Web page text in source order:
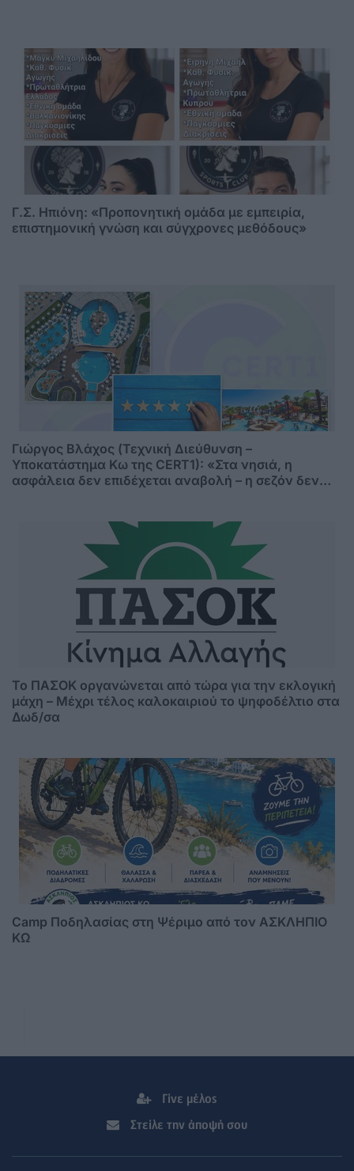
Γ.Σ. Ηπιόνη: «Προπονητική ομάδα με εμπειρία,
επιστημονική γνώση και σύγχρονες μεθόδους»
Γιώργος Βλάχος (Τεχνική Διεύθυνση –
Υποκατάστημα Κω της CERT1): «Στα νησιά, η
ασφάλεια δεν επιδέχεται αναβολή – η σεζόν δεν
Το ΠΑΣΟΚ οργανώνεται από τώρα για την εκλογική
μάχη – Μέχρι τέλος καλοκαιριού το ψηφοδέλτιο στα
Δωδ/σα
Camp Ποδηλασίας στη Ψέριμο από τον ΑΣΚΛΗΠΙΟ
ΚΩ
Γίνε μέλος
Στείλε την άποψή σου